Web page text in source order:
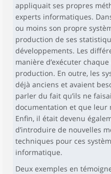
appliquait ses propres
experts informatiques.
ou moins son propre
production de ses
développements. Les
manière d’exécuter
production. En outre, les
déjà anciens et avaient
parler du fait qu’ils ne
documentation et que leur
Enfin, il était devenu
d’introduire de nouvelles
techniques pour ces
informatique.
Deux exemples en